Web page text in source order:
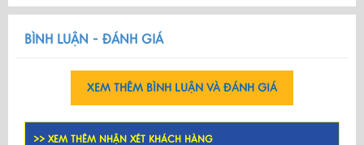
BÌNH LUẬN - ĐÁNH GIÁ
XEM THÊM BÌNH LUẬN VÀ ĐÁNH GIÁ
>> XEM THÊM NHẬN XÉT KHÁCH HÀNG